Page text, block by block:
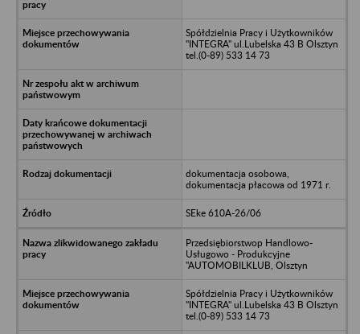
Spółdzielnia Pracy i Użytkowników
"INTEGRA" ul.Lubelska 43 B Olsztyn
tel.(0-89) 533 14 73
dokumentacja osobowa,
dokumentacja płacowa od 1971 r.
SEke 610A-26/06
Przedsiębiorstwop Handlowo-
Usługowo - Produkcyjne
"AUTOMOBILKLUB, Olsztyn
Spółdzielnia Pracy i Użytkowników
"INTEGRA" ul.Lubelska 43 B Olsztyn
tel.(0-89) 533 14 73